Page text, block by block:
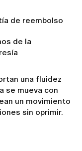
de reembolso
de la
una fluidez
se mueva con
un movimiento
sin oprimir.